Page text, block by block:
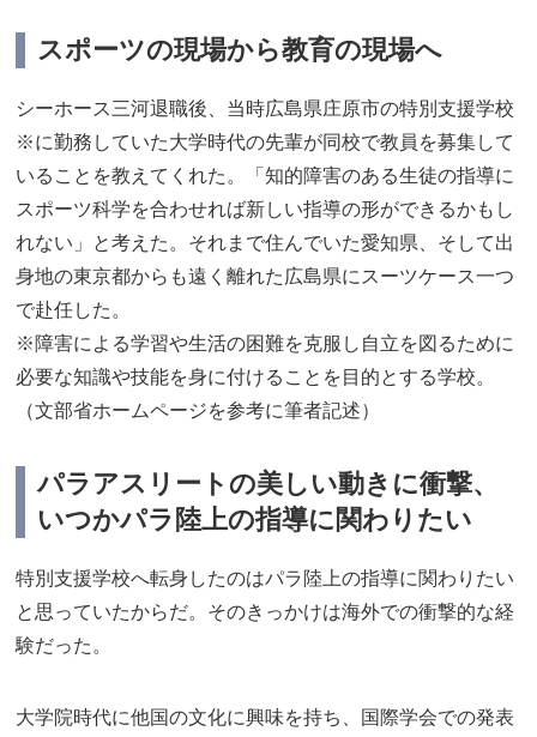
スポーツの現場から教育の現場へ
シーホース三河退職後、当時広島県庄原市の特別支援学校
※に勤務していた大学時代の先輩が同校で教員を募集して
いることを教えてくれた。「知的障害のある生徒の指導に
スポーツ科学を合わせれば新しい指導の形ができるかもし
れない」と考えた。それまで住んでいた愛知県、そして出
身地の東京都からも遠く離れた広島県にスーツケース一つ
で赴任した。
※障害による学習や生活の困難を克服し自立を図るために
必要な知識や技能を身に付けることを目的とする学校。
（文部省ホームページを参考に筆者記述）
パラアスリートの美しい動きに衝撃、
いつかパラ陸上の指導に関わりたい
特別支援学校へ転身したのはパラ陸上の指導に関わりたい
と思っていたからだ。そのきっかけは海外での衝撃的な経
験だった。
大学院時代に他国の文化に興味を持ち、国際学会での発表